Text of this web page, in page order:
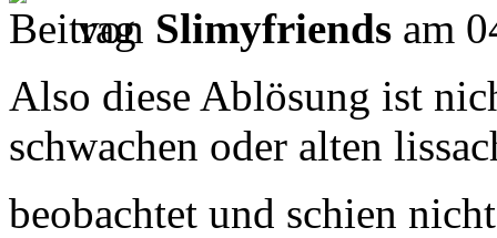
von Slimyfriends am
Also diese Ablösung ist
schwachen oder alten
beobachtet und schien